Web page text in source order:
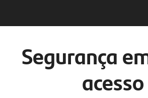
Segurança
acesso